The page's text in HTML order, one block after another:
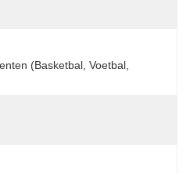
(basketbal, Voetbal,